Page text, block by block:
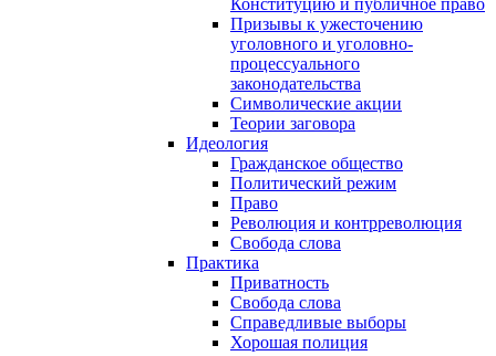
Конституцию и публичное право
Призывы к ужесточению
уголовного и уголовно-
процессуального
законодательства
Символические акции
Теории заговора
Идеология
Гражданское общество
Политический режим
Право
Революция и контрреволюция
Свобода слова
Практика
Приватность
Свобода слова
Справедливые выборы
Хорошая полиция